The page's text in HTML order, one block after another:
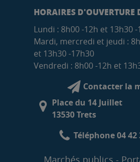
HORAIRES D'OUVERTURE
Lundi : 8h00 -12h et 13h30
Mardi, mercredi et jeudi :
et 13h30 -17h30
Vendredi : 8h00 -12h et
Contacter la
Place du 14 Juillet
13530 Trets
Téléphone 04 42
Marchés publics